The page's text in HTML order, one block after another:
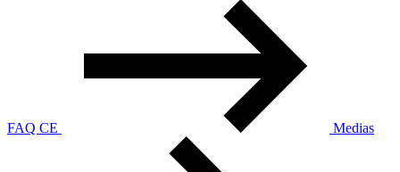
FAQ CE Medias